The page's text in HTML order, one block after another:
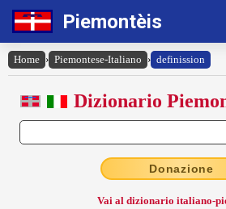
Piemontèis
Home › Piemontese-Italiano › definission
Dizionario
Donazione
Vai al dizionario italiano-